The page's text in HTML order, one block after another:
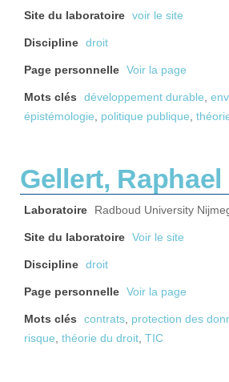
Site du laboratoire voir le site
Discipline droit
Page personnelle Voir la page
Mots clés développement durable,
épistémologie, politique publique,
Gellert, Raphael
Laboratoire Radboud University
Site du laboratoire Voir le site
Discipline droit
Page personnelle Voir la page
Mots clés contrats, protection des
risque, théorie du droit, TIC